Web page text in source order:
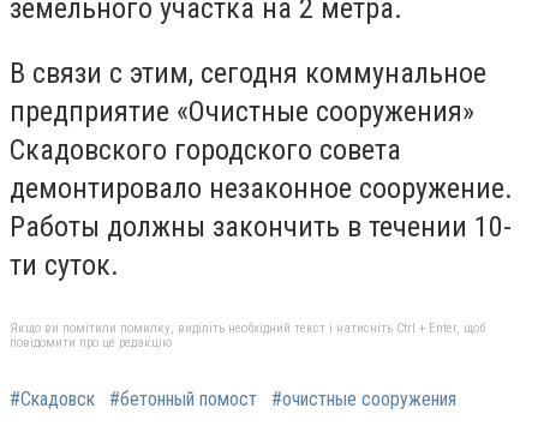
земельного участка на 2 метра.
В связи с этим, сегодня коммунальное
предприятие «Очистные сооружения»
Скадовского городского совета
демонтировало незаконное сооружение.
Работы должны закончить в течении 10-
ти суток.
Якщо ви помітили помилку, виділіть необхідний текст і натисніть Ctrl + Enter, щоб
повідомити про це редакцію
#Скадовск #бетонный помост #очистные сооружения